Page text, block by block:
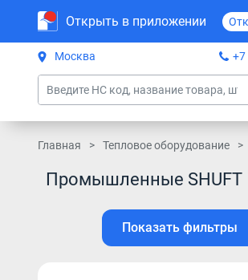
Открыть в приложении
Москва +7
Главная Тепловое оборудование
Промышленные SHUFT
Показать фильтры